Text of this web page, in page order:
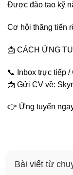
Được đào tạo kỹ
Cơ hội thăng tiến
📩 CÁCH ỨNG
📞 Inbox trực tiếp
📩 Gửi CV về:
👉 Ứng tuyển
Bài viết từ